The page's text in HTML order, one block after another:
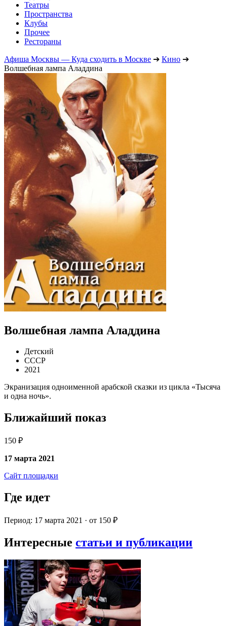
Театры
Пространства
Клубы
Прочее
Рестораны
Афиша Москвы — Куда сходить в Москве ➔ Кино ➔
Волшебная лампа Аладдина
Волшебная лампа Аладдина
Детский
СССР
2021
Экранизация одноименной арабской сказки из цикла «Тысяча
и одна ночь».
Ближайший показ
150 ₽
17 марта 2021
Сайт площадки
Где идет
Период: 17 марта 2021 · от 150 ₽
Интересные статьи и публикации